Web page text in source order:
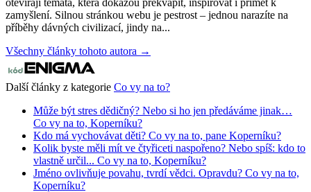
zamyšlení. Silnou stránkou webu je pestrost – jednou narazíte na
příběhy dávných civilizací, jindy na...
Všechny články tohoto autora →
Další články z kategorie Co vy na to?
Může být stres dědičný? Nebo si ho jen předáváme jinak…
Co vy na to, Koperníku?
Kdo má vychovávat děti? Co vy na to, pane Koperníku?
Kolik byste měli mít ve čtyřiceti naspořeno? Nebo spíš: kdo to
vlastně určil... Co vy na to, Koperníku?
Jméno ovlivňuje povahu, tvrdí vědci. Opravdu? Co vy na to,
Koperníku?